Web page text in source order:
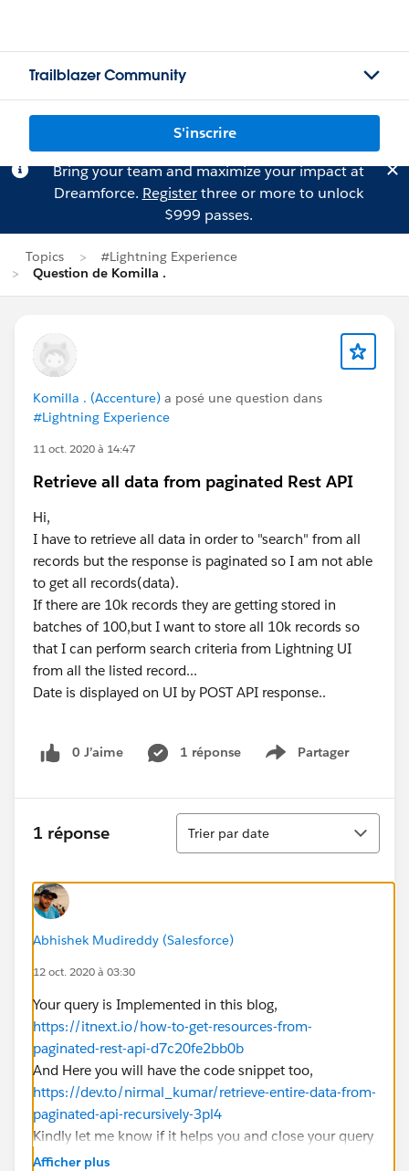
Trailblazer Community
S'inscrire
Bring your team and maximize your impact at
Dreamforce. Registerthree or more to unlock
$999 passes.
Topics
#Lightning Experience
Question de Komilla .
Komilla . (Accenture) a posé une question dans
#Lightning Experience
11 oct. 2020 à 14:47
Retrieve all data from paginated Rest API
Hi,
I have to retrieve all data in order to "search" from all
records but the response is paginated so I am not able
to get all records(data).
If there are 10k records they are getting stored in
batches of 100,but I want to store all 10k records so
that I can perform search criteria from Lightning UI
from all the listed record...
Date is displayed on UI by POST API response..
0 J’aime 1 réponse Partager
Show menu
1 réponse
Tri
Trier par date
Abhishek Mudireddy (Salesforce)
12 oct. 2020 à 03:30
Your query is Implemented in this blog,
https://itnext.io/how-to-get-resources-from-
paginated-rest-api-d7c20fe2bb0b
And Here you will have the code snippet too,
https://dev.to/nirmal_kumar/retrieve-entire-data-from-
paginated-api-recursively-3pl4
Kindly let me know if it helps you and close your query
by marking it as solved so that it can help others in the
Afficher plus